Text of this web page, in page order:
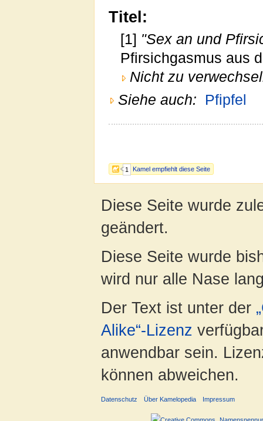
1 Kamel empfiehlt diese Seite
Titel:
[1] "Sex an und
Pfirsichgasmus aus
Nicht zu
Siehe auch:
Pfipfel
Diese Seite wurde
geändert.
Diese Seite wurde
wird nur alle Nase
Der Text ist unter der
Alike“-Lizenz
anwendbar sein.
können abweichen.
Datenschutz Über Kamelopedia Impressum